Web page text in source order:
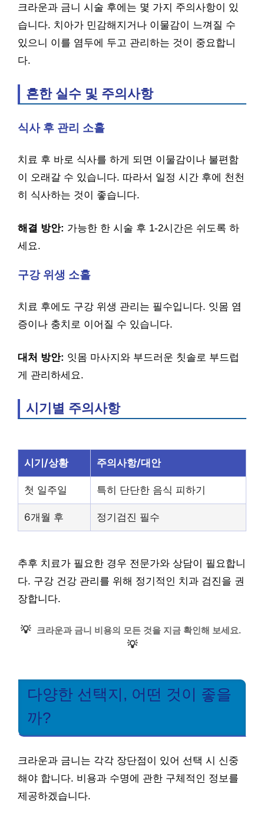
크라운과 금니 시술 후에는 몇 가지 주의사항이 있
습니다. 치아가 민감해지거나 이물감이 느껴질 수
있으니 이를 염두에 두고 관리하는 것이 중요합니
다.
흔한 실수 및 주의사항
식사 후 관리 소홀
치료 후 바로 식사를 하게 되면 이물감이나 불편함
이 오래갈 수 있습니다. 따라서 일정 시간 후에 천천
히 식사하는 것이 좋습니다.
해결 방안: 가능한 한 시술 후 1-2시간은 쉬도록 하
세요.
구강 위생 소홀
치료 후에도 구강 위생 관리는 필수입니다. 잇몸 염
증이나 충치로 이어질 수 있습니다.
대처 방안: 잇몸 마사지와 부드러운 칫솔로 부드럽
게 관리하세요.
시기별 주의사항
시기/상황 주의사항/대안
첫 일주일 특히 단단한 음식 피하기
6개월 후 정기검진 필수
추후 치료가 필요한 경우 전문가와 상담이 필요합니
다. 구강 건강 관리를 위해 정기적인 치과 검진을 권
장합니다.
💡 크라운과 금니 비용의 모든 것을 지금 확인해 보세요.
💡
다양한 선택지, 어떤 것이 좋을
까?
크라운과 금니는 각각 장단점이 있어 선택 시 신중
해야 합니다. 비용과 수명에 관한 구체적인 정보를
제공하겠습니다.